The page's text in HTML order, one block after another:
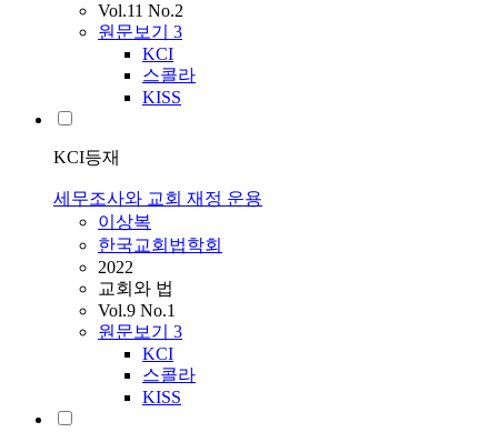
Vol.11 No.2
원문보기 3
KCI
스콜라
KISS
KCI등재
세무조사와 교회 재정 운용
이상복
한국교회법학회
2022
교회와 법
Vol.9 No.1
원문보기 3
KCI
스콜라
KISS